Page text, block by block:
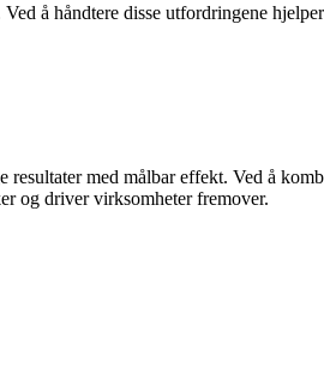
å håndtere disse utfordringene
med målbar effekt. Ved å
og driver virksomheter fremover.